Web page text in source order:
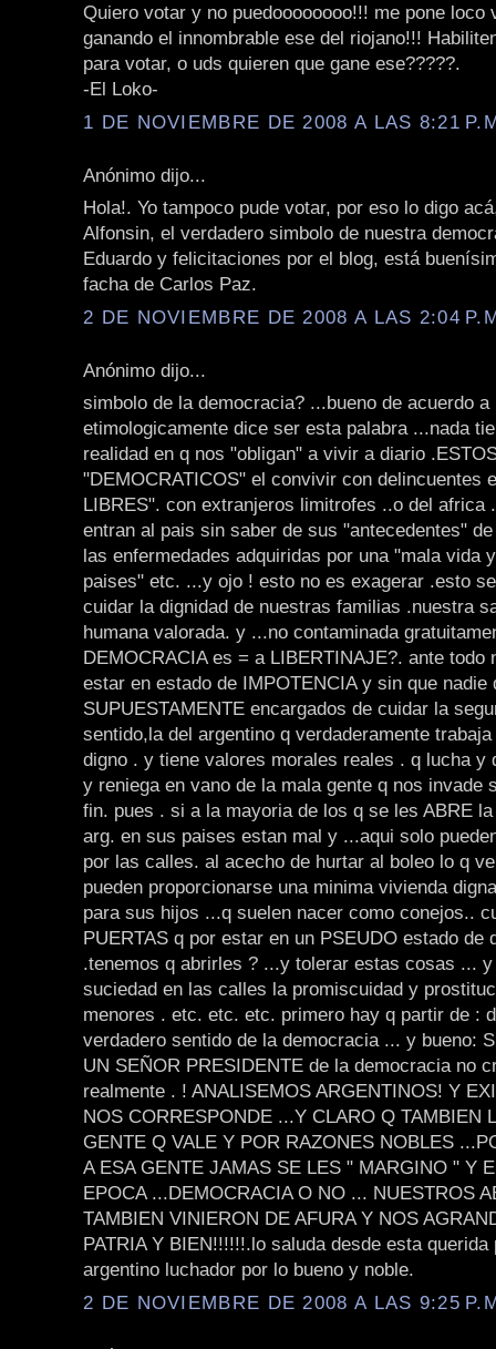
Quiero votar y no puedoooooooo!!! me pone loco
ganando el innombrable ese del riojano!!!
para votar, o uds quieren que gane ese?????.
-El Loko-
1 DE NOVIEMBRE DE 2008 A LAS 8:21
Anónimo dijo...
Hola!. Yo tampoco pude votar, por eso lo digo
Alfonsin, el verdadero simbolo de nuestra
Eduardo y felicitaciones por el blog, está
facha de Carlos Paz.
2 DE NOVIEMBRE DE 2008 A LAS 2:04
Anónimo dijo...
simbolo de la democracia? ...bueno de acuerdo a
etimologicamente dice ser esta palabra ...nada
realidad en q nos "obligan" a vivir a diario
"DEMOCRATICOS" el convivir con delincuentes
LIBRES". con extranjeros limitrofes ..o del africa
entran al pais sin saber de sus "antecedentes"
las enfermedades adquiridas por una "mala vida
paises" etc. ...y ojo ! esto no es exagerar .esto
cuidar la dignidad de nuestras familias .nuestra
humana valorada. y ...no contaminada
DEMOCRACIA es = a LIBERTINAJE?. ante todo
estar en estado de IMPOTENCIA y sin que nadie
SUPUESTAMENTE encargados de cuidar la
sentido,la del argentino q verdaderamente
digno . y tiene valores morales reales . q lucha y
y reniega en vano de la mala gente q nos invade
fin. pues . si a la mayoria de los q se les ABRE
arg. en sus paises estan mal y ...aqui solo
por las calles. al acecho de hurtar al boleo lo q
pueden proporcionarse una minima vivienda
para sus hijos ...q suelen nacer como conejos..
PUERTAS q por estar en un PSEUDO estado de
.tenemos q abrirles ? ...y tolerar estas cosas ...
suciedad en las calles la promiscuidad y
menores . etc. etc. etc. primero hay q partir de :
verdadero sentido de la democracia ... y bueno:
UN SEÑOR PRESIDENTE de la democracia no
realmente . ! ANALISEMOS ARGENTINOS! Y
NOS CORRESPONDE ...Y CLARO Q TAMBIEN
GENTE Q VALE Y POR RAZONES NOBLES
A ESA GENTE JAMAS SE LES " MARGINO " Y
EPOCA ...DEMOCRACIA O NO ... NUESTROS
TAMBIEN VINIERON DE AFURA Y NOS
PATRIA Y BIEN!!!!!!.lo saluda desde esta querida
argentino luchador por lo bueno y noble.
2 DE NOVIEMBRE DE 2008 A LAS 9:25